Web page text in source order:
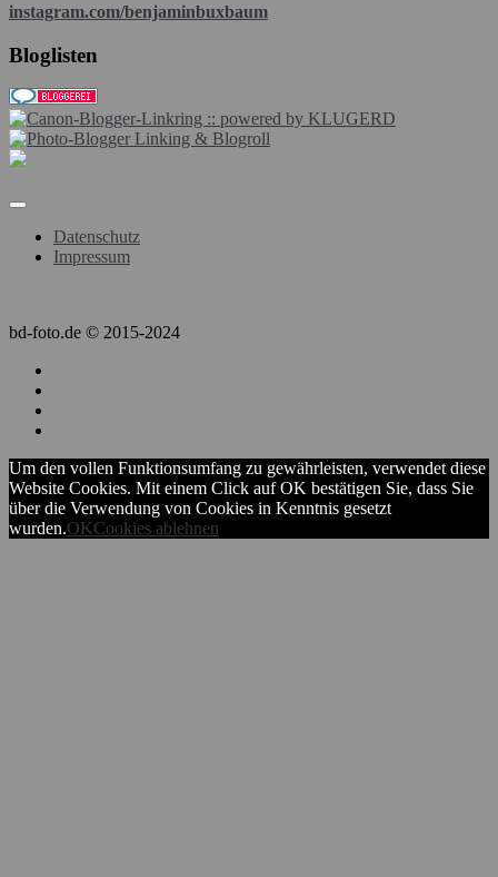
instagram.com/benjaminbuxbaum
Bloglisten
Datenschutz
Impressum
bd-foto.de © 2015-2024
Um den vollen Funktionsumfang zu gewährleisten, verwendet diese
Website Cookies. Mit einem Click auf OK bestätigen Sie, dass Sie
über die Verwendung von Cookies in Kenntnis gesetzt
wurden.OKCookies ablehnen